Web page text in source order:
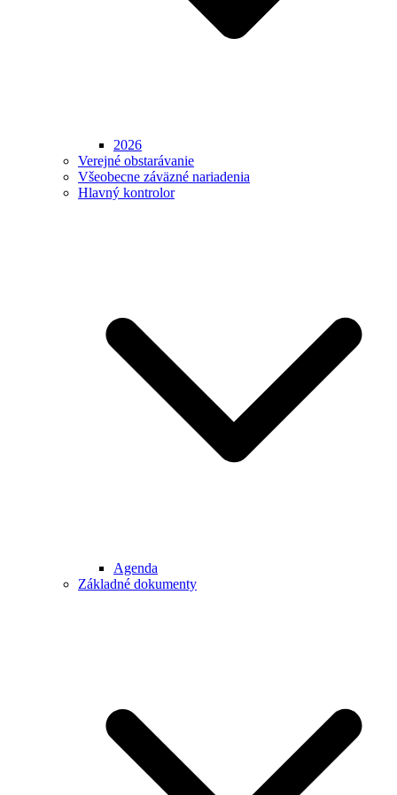
2026
Verejné obstarávanie
Všeobecne záväzné nariadenia
Hlavný kontrolor
Agenda
Základné dokumenty